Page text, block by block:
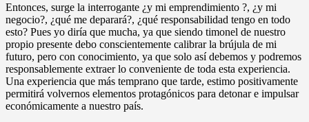
Entonces, surge la interrogante ¿y mi emprendimiento ?, ¿y mi
negocio?, ¿qué me deparará?, ¿qué responsabilidad tengo en todo
esto? Pues yo diría que mucha, ya que siendo timonel de nuestro
propio presente debo conscientemente calibrar la brújula de mi
futuro, pero con conocimiento, ya que solo así debemos y podremos
responsablemente extraer lo conveniente de toda esta experiencia.
Una experiencia que más temprano que tarde, estimo positivamente
permitirá volvernos elementos protagónicos para detonar e impulsar
económicamente a nuestro país.